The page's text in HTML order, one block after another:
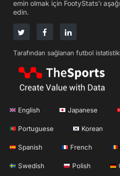
emin olmak için FootyStats'ı
edin.
Tarafından sağlanan futbol
English Japanese
Portuguese Korean
Spanish French
Swedish Polish